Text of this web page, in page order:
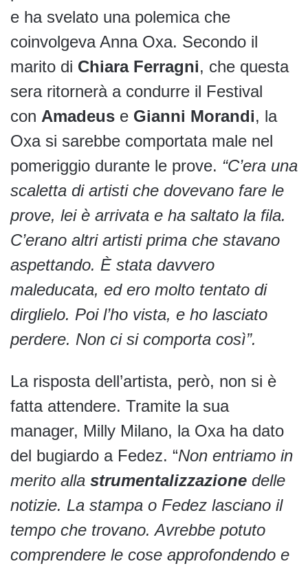
e ha svelato una polemica che
coinvolgeva Anna Oxa. Secondo il
marito di Chiara Ferragni, che questa
sera ritornerà a condurre il Festival
con Amadeus e Gianni Morandi, la
Oxa si sarebbe comportata male nel
pomeriggio durante le prove. “C’era una
scaletta di artisti che dovevano fare le
prove, lei è arrivata e ha saltato la fila.
C’erano altri artisti prima che stavano
aspettando. È stata davvero
maleducata, ed ero molto tentato di
dirglielo. Poi l’ho vista, e ho lasciato
perdere. Non ci si comporta così”.
La risposta dell’artista, però, non si è
fatta attendere. Tramite la sua
manager, Milly Milano, la Oxa ha dato
del bugiardo a Fedez. “Non entriamo in
merito alla strumentalizzazione delle
notizie. La stampa o Fedez lasciano il
tempo che trovano. Avrebbe potuto
comprendere le cose approfondendo e